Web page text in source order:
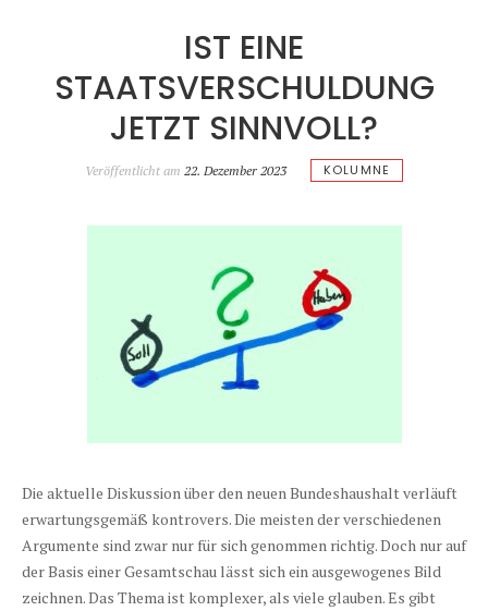
IST EINE
STAATSVERSCHULDUNG
JETZT SINNVOLL?
Veröffentlicht am 22. Dezember 2023 KOLUMNE
Die aktuelle Diskussion über den neuen Bundeshaushalt verläuft
erwartungsgemäß kontrovers. Die meisten der verschiedenen
Argumente sind zwar nur für sich genommen richtig. Doch nur auf
der Basis einer Gesamtschau lässt sich ein ausgewogenes Bild
zeichnen. Das Thema ist komplexer, als viele glauben. Es gibt